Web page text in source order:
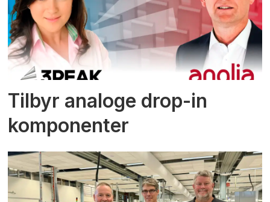
Tilbyr analoge drop-in
komponenter